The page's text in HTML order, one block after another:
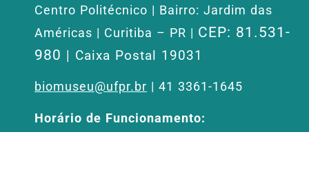
Centro Politécnico | Bairro: Jardim das
Américas | Curitiba – PR | CEP: 81.531-
980 | Caixa Postal 19031
biomuseu@ufpr.br | 41 3361-1645
Horário de Funcionamento: